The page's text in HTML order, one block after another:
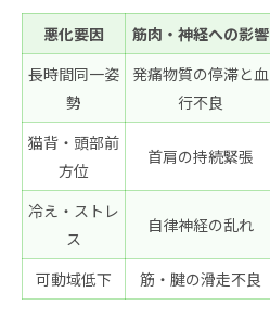
悪化要因 筋肉・神経への影響
長時間同一姿
勢
発痛物質の停滞と血
行不良
猫背・頭部前
方位
首肩の持続緊張
冷え・ストレ
ス
自律神経の乱れ
可動域低下 筋・腱の滑走不良